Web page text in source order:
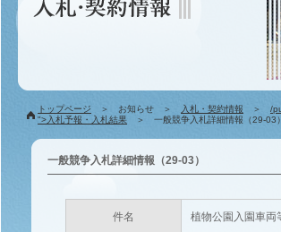
トップページ ＞ お知らせ ＞ 入札・契約情報 ＞ /
">入札予報・入札結果 ＞ 一般競争入札詳細情報（29-03）
一般競争入札詳細情報（29-03）
件名 植物公園入園車両